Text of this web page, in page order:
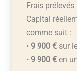
Frais prélevés
Capital
comme suit :
• 9 900 €sur
• 9 900 €en